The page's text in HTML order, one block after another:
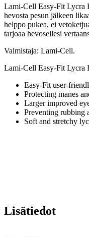
Lami-Cell Easy-Fit Lycra
hevosta pesun jälkeen
helppo pukea, ei
tarjoaa hevosellesi
Valmistaja: Lami-Cell.
Lami-Cell Easy-Fit Lycra
Easy-Fit user-
Protecting manes
Larger improved
Preventing rubbing
Soft and stretchy
Lisätiedot